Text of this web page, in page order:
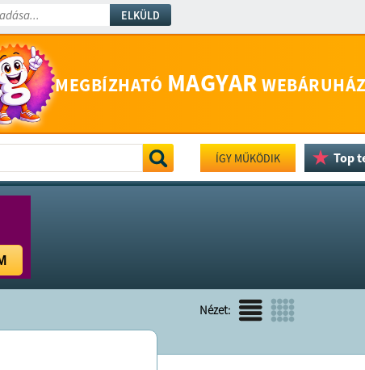
ELKÜLD
MEGBÍZHATÓ MAGYAR WEBÁRUHÁZ
ÍGY MŰKÖDIK Top
Nézet: